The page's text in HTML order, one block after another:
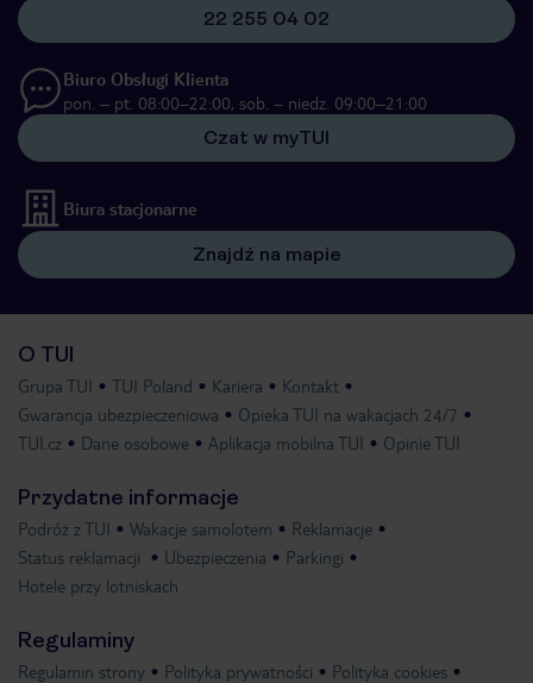
22 255 04 02
Biuro Obsługi Klienta
pon. – pt. 08:00–22:00, sob. – niedz. 09:00–21:00
Czat w myTUI
Biura stacjonarne
Znajdź na mapie
O TUI
Grupa TUI TUI Poland Kariera
Kontakt
Gwarancja ubezpieczeniowa
Opieka TUI na wakacjach 24/7
TUI.cz
Dane osobowe Aplikacja mobilna TUI Opinie TUI
Przydatne informacje
Podróż z TUI Wakacje samolotem
Reklamacje
Status reklamacji
Ubezpieczenia
Parkingi
Hotele przy lotniskach
Regulaminy
Regulamin strony Polityka prywatności Polityka cookies